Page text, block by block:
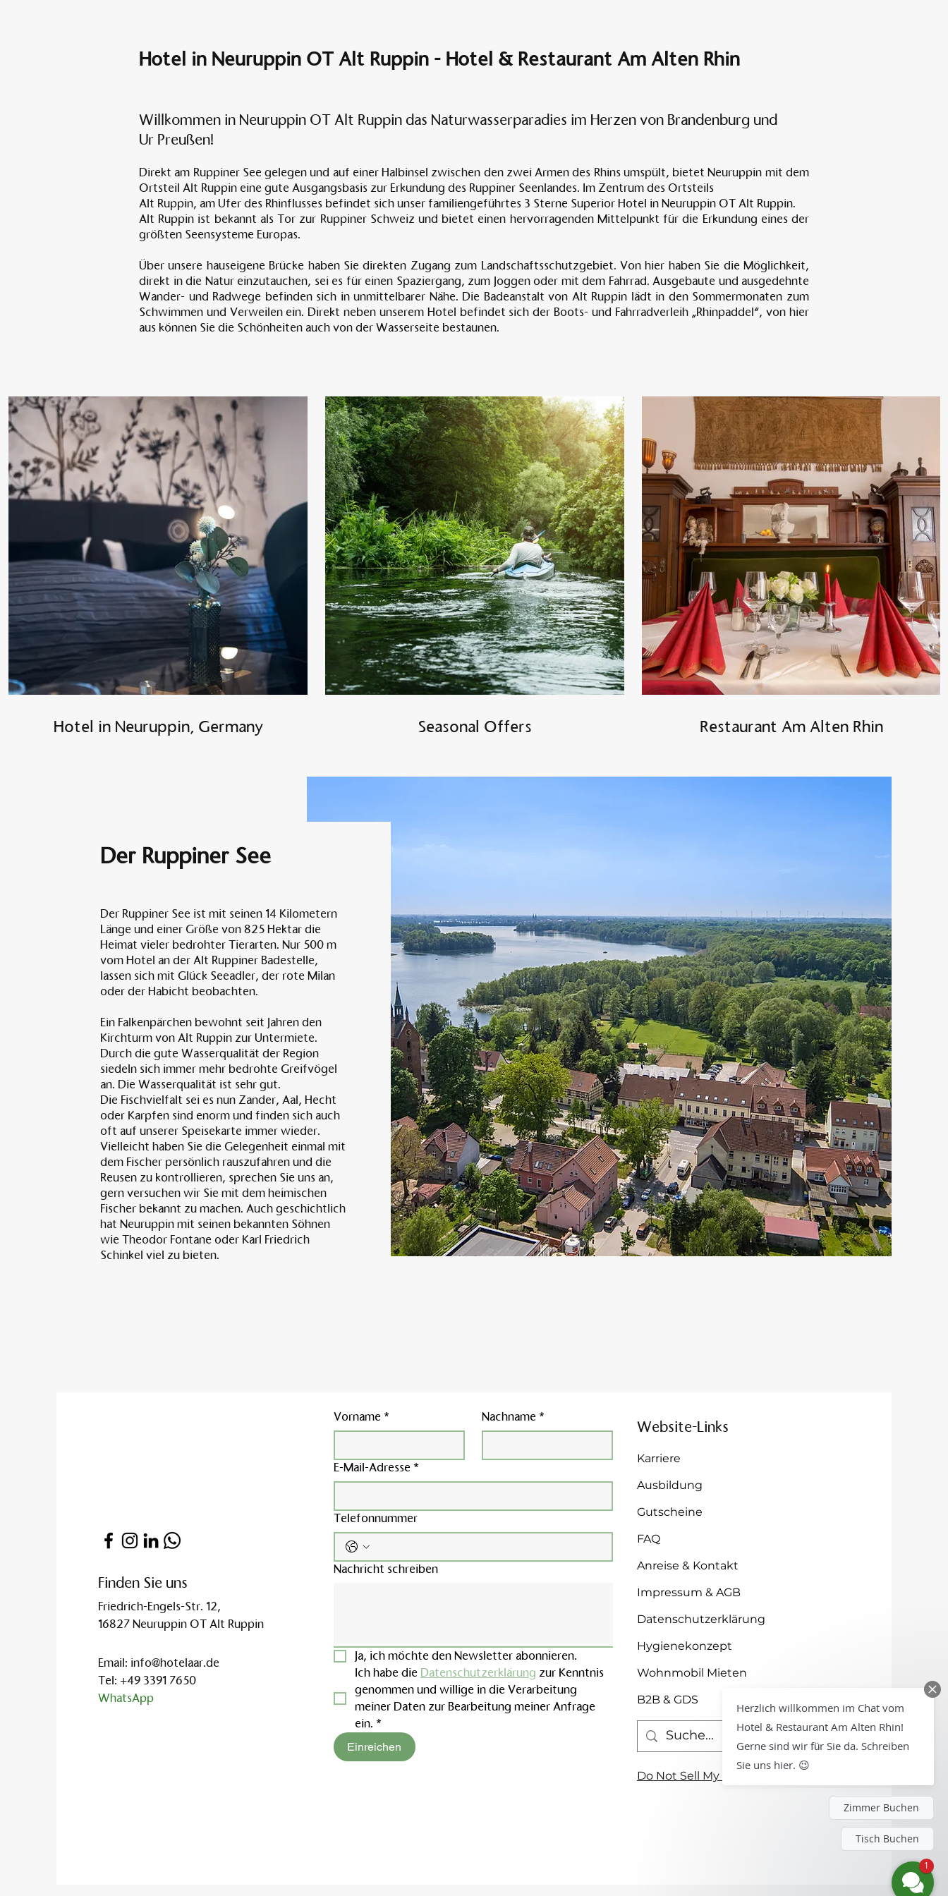
Hotel in Neuruppin OT Alt Ruppin - Hotel & Restaurant Am Alten Rhin
Willkommen in Neuruppin OT Alt Ruppin das Naturwasserparadies im Herzen von Brandenburg und
Ur Preußen!
Direkt am Ruppiner See gelegen und auf einer Halbinsel zwischen den zwei Armen des Rhins umspült, bietet Neuruppin mit dem
Ortsteil Alt Ruppin eine gute Ausgangsbasis zur Erkundung des Ruppiner Seenlandes. Im Zentrum des Ortsteils
Alt Ruppin, am Ufer des Rhinflusses befindet sich unser familiengeführtes 3 Sterne Superior Hotel in Neuruppin OT Alt Ruppin.
Alt Ruppin ist bekannt als Tor zur Ruppiner Schweiz und bietet einen hervorragenden Mittelpunkt für die Erkundung eines der
größten Seensysteme Europas.
Über unsere hauseigene Brücke haben Sie direkten Zugang zum Landschaftsschutzgebiet. Von hier haben Sie die Möglichkeit,
direkt in die Natur einzutauchen, sei es für einen Spaziergang, zum Joggen oder mit dem Fahrrad. Ausgebaute und ausgedehnte
Wander- und Radwege befinden sich in unmittelbarer Nähe. Die Badeanstalt von Alt Ruppin lädt in den Sommermonaten zum
Schwimmen und Verweilen ein. Direkt neben unserem Hotel befindet sich der Boots- und Fahrradverleih „Rhinpaddel“, von hier
aus können Sie die Schönheiten auch von der Wasserseite bestaunen.
Hotel in Neuruppin, Germany Seasonal Offers Restaurant Am Alten Rhin
Der Ruppiner See
Der Ruppiner See ist mit seinen 14 Kilometern
Länge und einer Größe von 825 Hektar die
Heimat vieler bedrohter Tierarten. Nur 500 m
vom Hotel an der Alt Ruppiner Badestelle,
lassen sich mit Glück Seeadler, der rote Milan
oder der Habicht beobachten.
Ein Falkenpärchen bewohnt seit Jahren den
Kirchturm von Alt Ruppin zur Untermiete.
Durch die gute Wasserqualität der Region
siedeln sich immer mehr bedrohte Greifvögel
an. Die Wasserqualität ist sehr gut.
Die Fischvielfalt sei es nun Zander, Aal, Hecht
oder Karpfen sind enorm und finden sich auch
oft auf unserer Speisekarte immer wieder.
Vielleicht haben Sie die Gelegenheit einmal mit
dem Fischer persönlich rauszufahren und die
Reusen zu kontrollieren, sprechen Sie uns an,
gern versuchen wir Sie mit dem heimischen
Fischer bekannt zu machen. Auch geschichtlich
hat Neuruppin mit seinen bekannten Söhnen
wie Theodor Fontane oder Karl Friedrich
Schinkel viel zu bieten.
Finden Sie uns
Friedrich-Engels-Str. 12,
16827 Neuruppin OT Alt Ruppin
Email: info@hotelaar.de
Tel: +49 3391 7650
WhatsApp
Vorname * Nachname *
E-Mail-Adresse *
Telefonnummer
Nachricht schreiben
Ja, ich möchte den Newsletter abonnieren.
Ich habe die Datenschutzerklärung zur Kenntnis
genommen und willige in die Verarbeitung
meiner Daten zur Bearbeitung meiner Anfrage
ein. *
Einreichen
Website-Links
Karriere
Ausbildung
Gutscheine
FAQ
Anreise & Kontakt
Impressum & AGB
Datenschutzerklärung
Hygienekonzept
Wohnmobil Mieten
B2B & GDS
Do Not Sell My Personal Information
Herzlich willkommen im Chat vom
Hotel & Restaurant Am Alten Rhin!
Gerne sind wir für Sie da. Schreiben
Sie uns hier. 😉
Zimmer Buchen
Tisch Buchen
1